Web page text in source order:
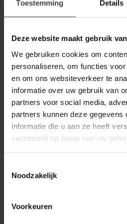
Toestemming Details
Deze website maakt gebruik
We gebruiken cookies om
personaliseren, om functies
en om ons websiteverkeer te
informatie over uw gebruik van
partners voor social media,
partners kunnen deze gegevens
informatie die u aan ze heeft
verzameld op basis van uw
Noodzakelijk
Voorkeuren
beige Zora
WOOOD
Woood Woolly
chenille zand
RICHMOND INTERIORS
Richmond Interiors
Draaifauteuil Estelle
Nature
Heb je een vraag over dit